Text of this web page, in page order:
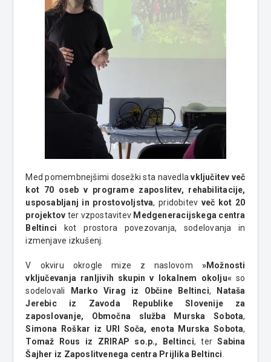
Med pomembnejšimi dosežki sta navedlavključitev več
kot 70 oseb v programe zaposlitev, rehabilitacije,
usposabljanj in prostovoljstva, pridobitev več kot 20
projektov ter vzpostavitev Medgeneracijskega centra
Beltinci kot prostora povezovanja, sodelovanja in
izmenjave izkušenj.
V okviru okrogle mize z naslovom »Možnosti
vključevanja ranljivih skupin v lokalnem okolju« so
sodelovali
Marko Virag iz Občine Beltinci,
Nataša
Jerebic iz Zavoda Republike Slovenije za
zaposlovanje, Območna služba Murska Sobota,
Simona Roškar iz URI Soča, enota Murska Sobota,
Tomaž Rous iz ZRIRAP so.p., Beltinci, terSabina
Šajher iz Zaposlitvenega centra Prijlika Beltinci.